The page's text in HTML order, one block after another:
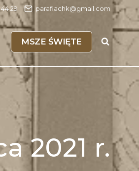
29 parafiachk@gmail.com
MSZE ŚWIĘTE
2021 r.